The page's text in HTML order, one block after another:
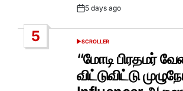
Post5 days ago
5
POSTED
IN
SCROLLER
“மோடி பிரதமர்
விட்டுவிட்டு